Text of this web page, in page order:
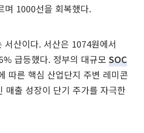
며 1000선을 회복했다.
서산이다. 서산은 1074원에서
급등했다. 정부의 대규모 SOC
따른 핵심 산업단지 주변 레미콘
매출 성장이 단기 주가를 자극한